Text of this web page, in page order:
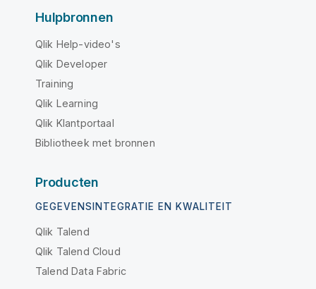
Hulpbronnen
Qlik Help-video's
Qlik Developer
Training
Qlik Learning
Qlik Klantportaal
Bibliotheek met bronnen
Producten
GEGEVENSINTEGRATIE EN KWALITEIT
Qlik Talend
Qlik Talend Cloud
Talend Data Fabric